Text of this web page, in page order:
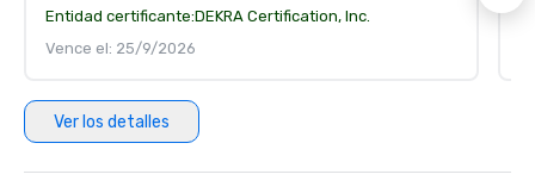
Entidad certificante:DEKRA Certification, Inc.
Vence el: 25/9/2026
Ver los detalles